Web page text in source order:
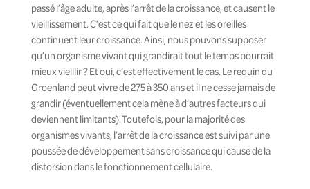
passé l’âge adulte, après l’arrêt de la croissance, et causent le
vieillissement. C’est ce qui fait que le nez et les oreilles
continuent leur croissance. Ainsi, nous pouvons supposer
qu’un organisme vivant qui grandirait tout le temps pourrait
mieux vieillir ? Et oui, c’est effectivement le cas. Le requin du
Groenland peut vivre de 275 à 350 ans et il ne cesse jamais de
grandir (éventuellement cela mène à d’autres facteurs qui
deviennent limitants). Toutefois, pour la majorité des
organismes vivants, l’arrêt de la croissance est suivi par une
poussée de développement sans croissance qui cause de la
distorsion dans le fonctionnement cellulaire.